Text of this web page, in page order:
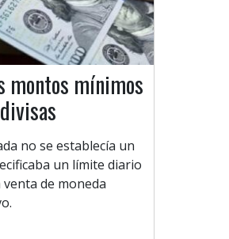
montos mínimos
no se establecía un
un límite diario
de moneda